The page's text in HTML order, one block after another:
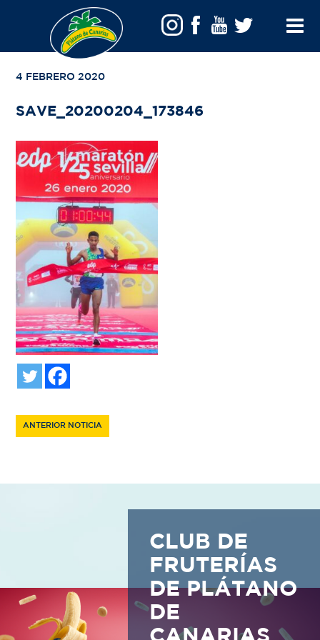
Menu
VOLVER A TU BÚSQUEDA
4 FEBRERO 2020
SAVE_20200204_173846
ANTERIOR NOTICIA
CLUB DE
FRUTERÍAS
DE PLÁTANO
DE